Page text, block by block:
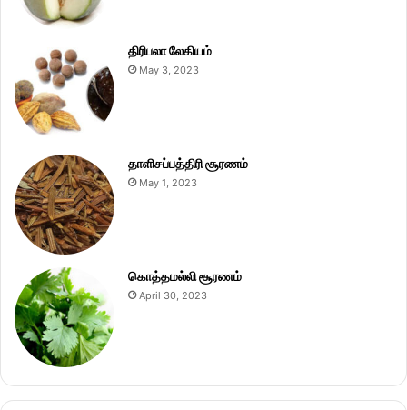
திரிபலா லேகியம்
May 3, 2023
தாளிசப்பத்திரி சூரணம்
May 1, 2023
கொத்தமல்லி சூரணம்
April 30, 2023